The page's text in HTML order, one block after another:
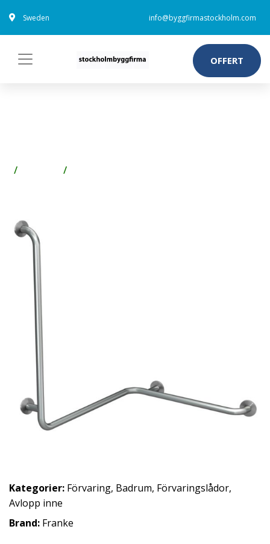
Sweden info@byggfirmastockholm.com
OFFERT
Kategorier: Förvaring, Badrum, Förvaringslådor,
Avlopp inne
Brand: Franke